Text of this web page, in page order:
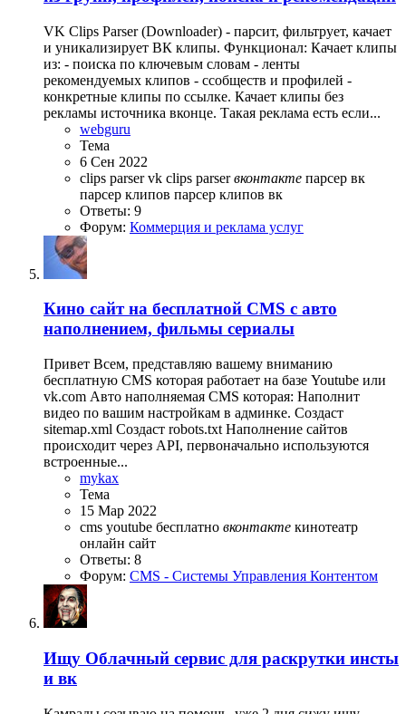
VK Clips Parser (Downloader) - парсит, фильтрует, качает
и уникализирует ВК клипы. Функционал: Качает клипы
из: - поиска по ключевым словам - ленты
рекомендуемых клипов - cсобществ и профилей -
конкретные клипы по ссылке. Качает клипы без
рекламы источника вконце. Такая реклама есть если...
webguru
Тема
6 Сен 2022
clips parservk clips parserвконтакте парсер вк
парсер клипов парсер клипов вк
Ответы: 9
Форум: Коммерция и реклама услуг
Кино сайт на бесплатной CMS с авто
наполнением, фильмы сериалы
Привет Всем, представляю вашему вниманию
бесплатную CMS которая работает на базе Youtube или
vk.com Авто наполняемая CMS которая: Наполнит
видео по вашим настройкам в админке. Создаст
sitemap.xml Создаст robots.txt Наполнение сайтов
происходит через API, первоначально используются
встроенные...
mykax
Тема
15 Мар 2022
cms youtube бесплатно вконтакте кинотеатр
онлайн сайт
Ответы: 8
Форум: CMS - Системы Управления Контентом
Ищу Облачный сервис для раскрутки инсты
и вк